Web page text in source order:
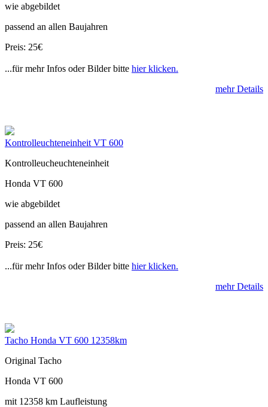
wie abgebildet
passend an allen Baujahren
Preis: 25€
...für mehr Infos oder Bilder bitte hier klicken.
mehr Details
Kontrolleuchteneinheit VT 600
Kontrolleucheuchteneinheit
Honda VT 600
wie abgebildet
passend an allen Baujahren
Preis: 25€
...für mehr Infos oder Bilder bitte hier klicken.
mehr Details
Tacho Honda VT 600 12358km
Original Tacho
Honda VT 600
mit 12358 km Laufleistung